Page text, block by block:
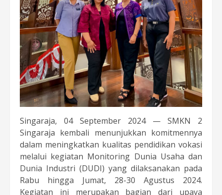
Singaraja, 04 September 2024 — SMKN 2
Singaraja kembali menunjukkan komitmennya
dalam meningkatkan kualitas pendidikan vokasi
melalui kegiatan Monitoring Dunia Usaha dan
Dunia Industri (DUDI) yang dilaksanakan pada
Rabu hingga Jumat, 28-30 Agustus 2024.
Kegiatan ini merupakan bagian dari upaya